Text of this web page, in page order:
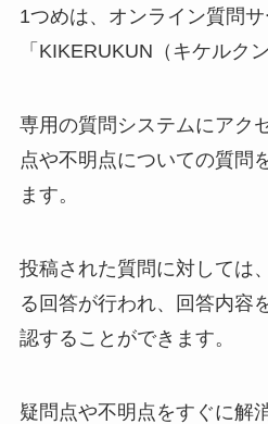
1つめは、オンライン質問サ
「KIKERUKUN（キケルク
専用の質問システムにアク
点や不明点についての質問
ます。
投稿された質問に対しては
る回答が行われ、回答内容
認することができます。
疑問点や不明点をすぐに解